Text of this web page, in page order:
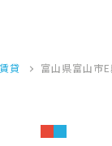
賃貸 富山県富山市